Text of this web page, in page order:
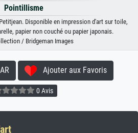
Pointillisme
Disponible en impression d'art sur toile,
papier non couché ou papier japonais.
/ Bridgeman Images
Ajouter aux Favoris
0 Avis